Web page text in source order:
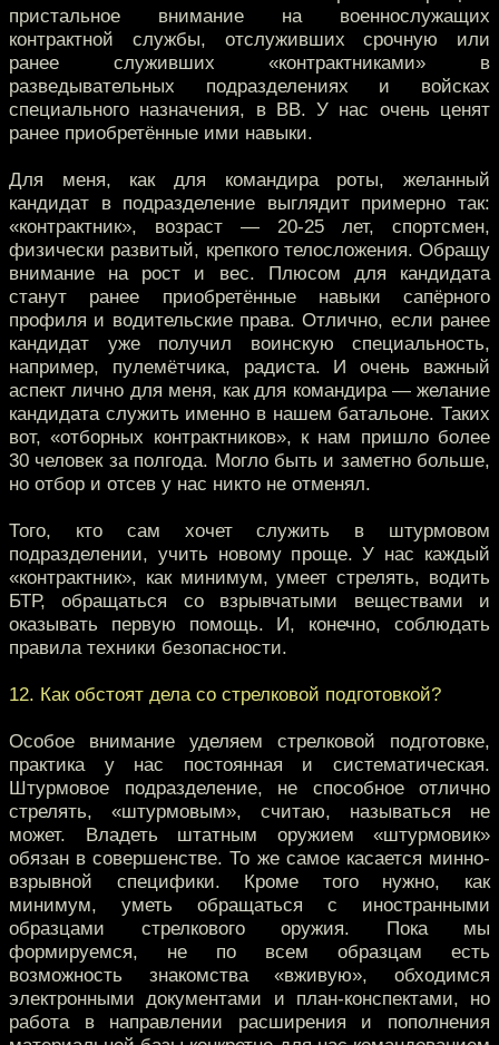
пристальное внимание на военнослужащих
контрактной службы, отслуживших срочную или
ранее служивших «контрактниками» в
разведывательных подразделениях и войсках
специального назначения, в ВВ. У нас очень ценят
ранее приобретённые ими навыки.
Для меня, как для командира роты, желанный
кандидат в подразделение выглядит примерно так:
«контрактник», возраст — 20-25 лет, спортсмен,
физически развитый, крепкого телосложения. Обращу
внимание на рост и вес. Плюсом для кандидата
станут ранее приобретённые навыки сапёрного
профиля и водительские права. Отлично, если ранее
кандидат уже получил воинскую специальность,
например, пулемётчика, радиста. И очень важный
аспект лично для меня, как для командира — желание
кандидата служить именно в нашем батальоне. Таких
вот, «отборных контрактников», к нам пришло более
30 человек за полгода. Могло быть и заметно больше,
но отбор и отсев у нас никто не отменял.
Того, кто сам хочет служить в штурмовом
подразделении, учить новому проще. У нас каждый
«контрактник», как минимум, умеет стрелять, водить
БТР, обращаться со взрывчатыми веществами и
оказывать первую помощь. И, конечно, соблюдать
правила техники безопасности.
12. Как обстоят дела со стрелковой подготовкой?
Особое внимание уделяем стрелковой подготовке,
практика у нас постоянная и систематическая.
Штурмовое подразделение, не способное отлично
стрелять, «штурмовым», считаю, называться не
может. Владеть штатным оружием «штурмовик»
обязан в совершенстве. То же самое касается минно-
взрывной специфики. Кроме того нужно, как
минимум, уметь обращаться с иностранными
образцами стрелкового оружия. Пока мы
формируемся, не по всем образцам есть
возможность знакомства «вживую», обходимся
электронными документами и план-конспектами, но
работа в направлении расширения и пополнения